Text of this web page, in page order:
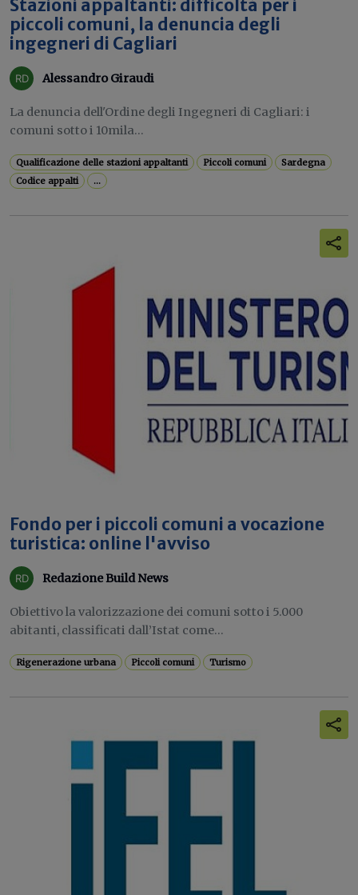
Stazioni appaltanti: difficoltà per i
piccoli comuni, la denuncia degli
ingegneri di Cagliari
Alessandro Giraudi
La denuncia dell'Ordine degli Ingegneri di Cagliari: i
comuni sotto i 10mila...
Qualificazione delle stazioni appaltanti Piccoli comuni
Sardegna
Codice appalti
...
Fondo per i piccoli comuni a vocazione
turistica: online l'avviso
Redazione Build News
Obiettivo la valorizzazione dei comuni sotto i 5.000
abitanti, classificati dall’Istat come...
Rigenerazione urbana Piccoli comuni Turismo